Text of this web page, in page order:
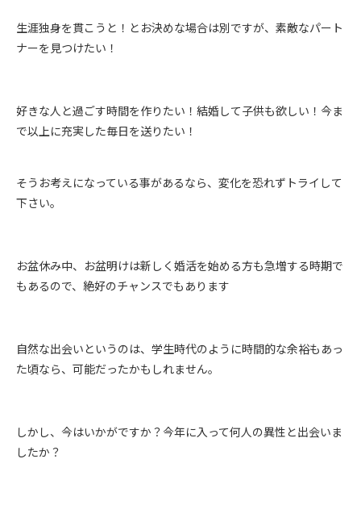
生涯独身を貫こうと！とお決めな場合は別ですが、素敵なパート
ナーを見つけたい！
好きな人と過ごす時間を作りたい！結婚して子供も欲しい！今ま
で以上に充実した毎日を送りたい！
そうお考えになっている事があるなら、変化を恐れずトライして
下さい。
お盆休み中、お盆明けは新しく婚活を始める方も急増する時期で
もあるので、絶好のチャンスでもあります
自然な出会いというのは、学生時代のように時間的な余裕もあっ
た頃なら、可能だったかもしれません。
しかし、今はいかがですか？今年に入って何人の異性と出会いま
したか？